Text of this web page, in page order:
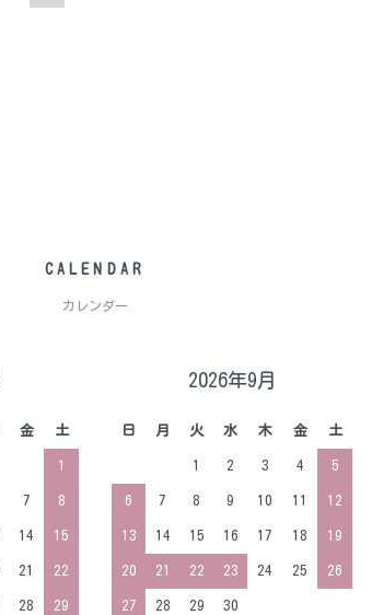
CALENDAR
カレンダー
金 土
1
7 8
14 15
21 22
28 29
2026年9月
日 月 火 水 木 金 土
1 2 3 4 5
6 7 8 9 10 11 12
13 14 15 16 17 18 19
20 21 22 23 24 25 26
27 28 29 30